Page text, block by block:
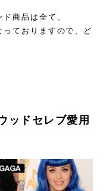
商品は全て、
ておりますので、ど
ドセレブ愛用